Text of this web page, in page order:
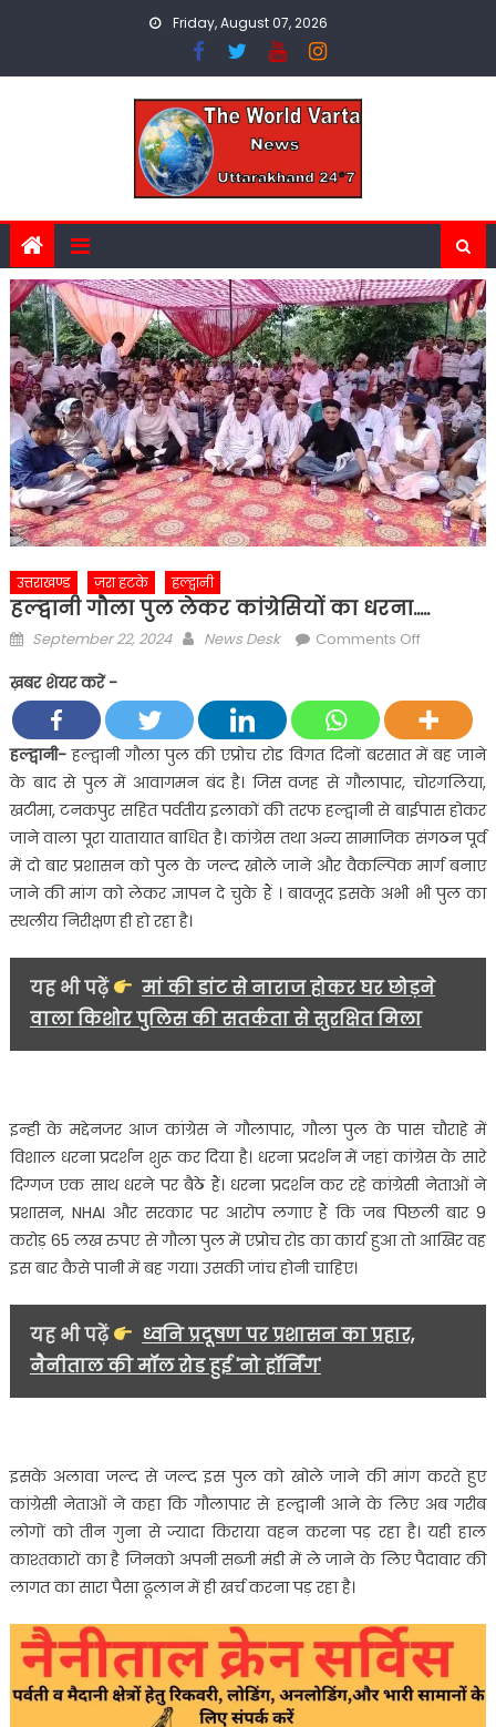
Friday, August 07, 2026
उत्तराखण्ड ज़रा हटके हल्द्वानी
हल्द्वानी गौला पुल लेकर कांग्रेसियों का धरना…..
Posted
September 22, 2024 Author
News Desk Comments Offon
पुल
लेकर
कांग्रेसियों
का
धरना…..
ख़बर शेयर करें -
हल्द्वानी-हल्द्वानी गौला पुल की एप्रोच रोड विगत दिनों बरसात में बह जाने
के बाद से पुल में आवागमन बंद है। जिस वजह से गौलापार, चोरगलिया,
खटीमा, टनकपुर सहित पर्वतीय इलाकों की तरफ हल्द्वानी से बाईपास होकर
जाने वाला पूरा यातायात बाधित है। कांग्रेस तथा अन्य सामाजिक संगठन पूर्व
में दो बार प्रशासन को पुल के जल्द खोले जाने और वैकल्पिक मार्ग बनाए
जाने की मांग को लेकर ज्ञापन दे चुके हैं । बावजूद इसके अभी भी पुल का
स्थलीय निरीक्षण ही हो रहा है।
यह भी पढ़ें
मां की डांट से नाराज होकर घर छोड़ने
वाला किशोर पुलिस की सतर्कता से सुरक्षित मिला
इन्ही के मद्देनजर आज कांग्रेस ने गौलापार, गौला पुल के पास चौराहे में
विशाल धरना प्रदर्शन शुरू कर दिया है। धरना प्रदर्शन में जहां कांग्रेस के सारे
दिग्गज एक साथ धरने पर बैठे हैं। धरना प्रदर्शन कर रहे कांग्रेसी नेताओं ने
प्रशासन, NHAI और सरकार पर आरोप लगाए हैं कि जब पिछली बार 9
करोड़ 65 लख रुपए से गौला पुल में एप्रोच रोड का कार्य हुआ तो आखिर वह
इस बार कैसे पानी में बह गया। उसकी जांच होनी चाहिए।
यह भी पढ़ें
ध्वनि प्रदूषण पर प्रशासन का प्रहार,
नैनीताल की मॉल रोड हुई 'नो हॉर्निंग'
इसके अलावा जल्द से जल्द इस पुल को खोले जाने की मांग करते हुए
कांग्रेसी नेताओं ने कहा कि गौलापार से हल्द्वानी आने के लिए अब गरीब
लोगों को तीन गुना से ज्यादा किराया वहन करना पड़ रहा है। यही हाल
काश्तकारों का है जिनको अपनी सब्जी मंडी में ले जाने के लिए पैदावार की
लागत का सारा पैसा ढूलान में ही खर्च करना पड़ रहा है।